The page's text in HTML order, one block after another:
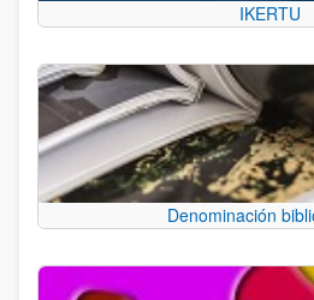
IKERTU
Denominación